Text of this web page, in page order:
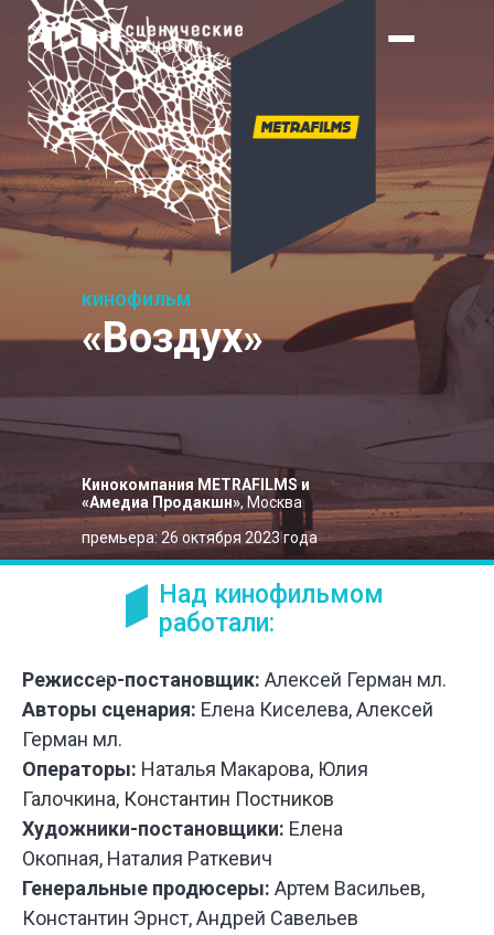
«Воздух»
Кинокомпания METRAFILMS и
«Амедиа Продакшн», Москва
премьера: 26 октября 2023 года
кинофильм
Над кинофильмом
работали:
Режиссер-постановщик: Алексей Герман мл.
Авторы сценария: Елена Киселева, Алексей
Герман мл.
Операторы: Наталья Макарова, Юлия
Галочкина, Константин Постников
Художники-постановщики: Елена
Окопная, Наталия Раткевич
Генеральные продюсеры: Артем Васильев,
Константин Эрнст, Андрей Савельев